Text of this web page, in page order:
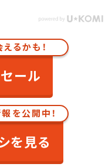
るかも！
ール
を公開中！
を見る